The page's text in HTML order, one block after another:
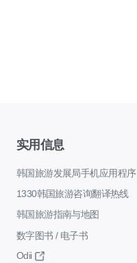
实用信息
韩国旅游发展局手机应用程序
1330韩国旅游咨询翻译热线
韩国旅游指南与地图
数字图书 / 电子书
Odii